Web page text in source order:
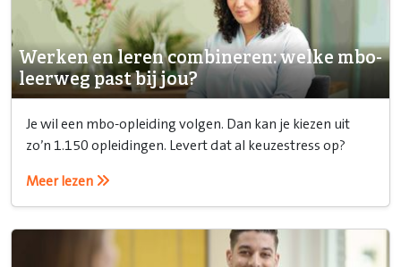
Werken en leren combineren: welke mbo-
leerweg past bij jou?
Je wil een mbo-opleiding volgen. Dan kan je kiezen uit
zo’n 1.150 opleidingen. Levert dat al keuzestress op?
Meer lezen